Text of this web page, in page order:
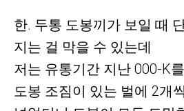
한. 두통 도봉끼가 보일 때
지는 걸 막을 수 있는데
저는 유통기간 지난 000-K
도봉 조짐이 있는 벌에 2개씩